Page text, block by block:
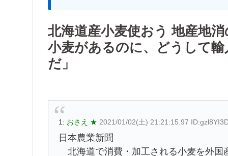
北海道産小麦使おう 地産地
小麦があるのに、どうして
だ」
1: おさえ ★ 2021/01/02(土) 21:21:15.97
日本農業新聞
北海道で消費・加工される小麦を外国